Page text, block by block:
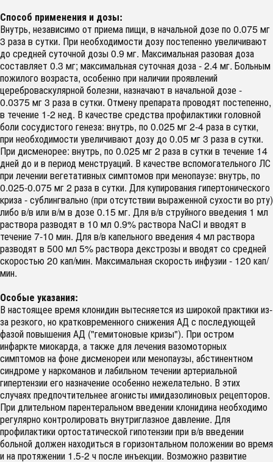
Способ применения и дозы:
Внутрь, независимо от приема пищи, в начальной дозе по 0.075 мг
3 раза в сутки. При необходимости дозу постепенно увеличивают
до средней суточной дозы 0.9 мг. Максимальная разовая доза
составляет 0.3 мг; максимальная суточная доза - 2.4 мг. Больным
пожилого возраста, особенно при наличии проявлений
цереброваскулярной болезни, назначают в начальной дозе -
0.0375 мг 3 раза в сутки. Отмену препарата проводят постепенно,
в течение 1-2 нед. В качестве средства профилактики головной
боли сосудистого генеза: внутрь, по 0.025 мг 2-4 раза в сутки,
при необходимости увеличивают дозу до 0.05 мг 3 раза в сутки.
При дисменорее: внутрь, по 0.025 мг 2 раза в сутки в течение 14
дней до и в период менструаций. В качестве вспомогательного ЛС
при лечении вегетативных симптомов при менопаузе: внутрь, по
0.025-0.075 мг 2 раза в сутки. Для купирования гипертонического
криза - сублингвально (при отсутствии выраженной сухости во рту)
либо в/в или в/м в дозе 0.15 мг. Для в/в струйного введения 1 мл
раствора разводят в 10 мл 0.9% раствора NaCl и вводят в
течение 7-10 мин. Для в/в капельного введения 4 мл раствора
разводят в 500 мл 5% раствора декстрозы и вводят со средней
скоростью 20 кап/мин. Максимальная скорость инфузии - 120 кап/
мин.
Особые указания:
В настоящее время клонидин вытесняется из широкой практики из-
за резкого, но кратковременного снижения АД с последующей
фазой повышения АД ("гемитоновые кризы"). При остром
инфаркте миокарда, а также для лечения вазомоторных
симптомов на фоне дисменореи или менопаузы, абстинентном
синдроме у наркоманов и лабильном течении артериальной
гипертензии его назначение особенно нежелательно. В этих
случаях предпочтительнее агонисты имидазолиновых рецепторов.
При длительном парентеральном введении клонидина необходимо
регулярно контролировать внутриглазное давление. Для
профилактики ортостатической гипотензии при в/в введении
больной должен находиться в горизонтальном положении во время
и на протяжении 1.5-2 ч после инъекции. Возможно развитие